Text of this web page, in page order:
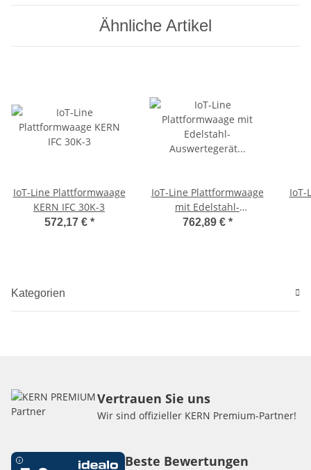
Ähnliche Artikel
IoT-Line Plattformwaage
KERN IFC 30K-3
572,17 € *
IoT-Line Plattformwaage
mit Edelstahl-
Auswertegerät KERN IXC
762,89 € *
IoT-
Kategorien
Vertrauen Sie uns
Wir sind offizieller KERN Premium-Partner!
Beste Bewertungen